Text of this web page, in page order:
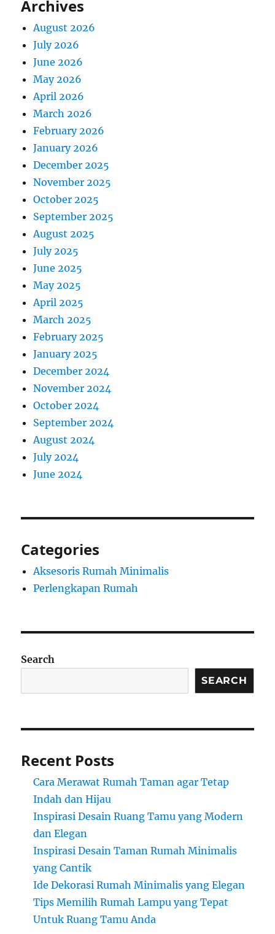
Archives
August 2026
July 2026
June 2026
May 2026
April 2026
March 2026
February 2026
January 2026
December 2025
November 2025
October 2025
September 2025
August 2025
July 2025
June 2025
May 2025
April 2025
March 2025
February 2025
January 2025
December 2024
November 2024
October 2024
September 2024
August 2024
July 2024
June 2024
Categories
Aksesoris Rumah Minimalis
Perlengkapan Rumah
Search
SEARCH
Recent Posts
Cara Merawat Rumah Taman agar Tetap
Indah dan Hijau
Inspirasi Desain Ruang Tamu yang Modern
dan Elegan
Inspirasi Desain Taman Rumah Minimalis
yang Cantik
Ide Dekorasi Rumah Minimalis yang Elegan
Tips Memilih Rumah Lampu yang Tepat
Untuk Ruang Tamu Anda